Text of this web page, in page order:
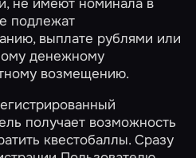
подлежат
выплате рублями или
денежному
возмещению.
получает возможность
квестобаллы. Сразу